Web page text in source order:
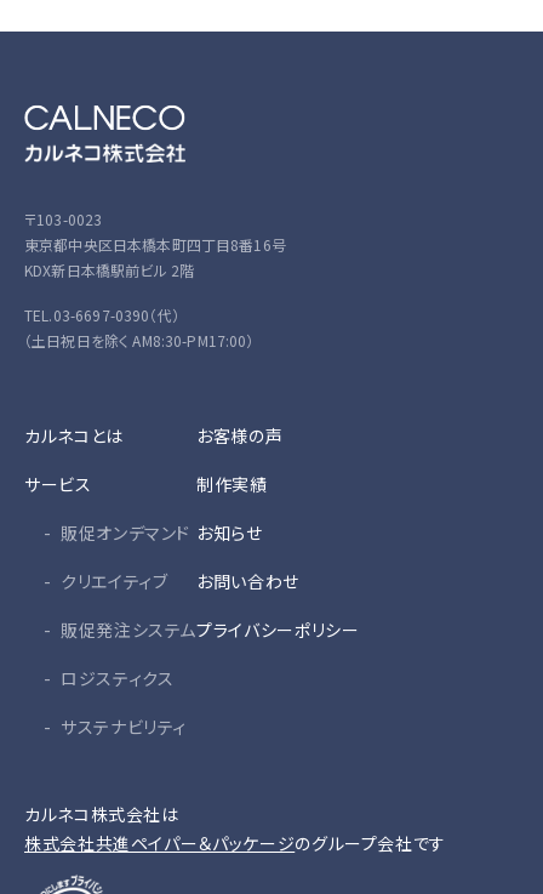
〒103-0023
東京都中央区日本橋本町四丁目8番16号
KDX新日本橋駅前ビル 2階
TEL.03-6697-0390（代）
（土日祝日を除く AM8:30-PM17:00）
カルネコとは
サービス
販促オンデマンド
クリエイティブ
販促発注システム
ロジスティクス
サステナビリティ
お客様の声
制作実績
お知らせ
お問い合わせ
プライバシーポリシー
カルネコ株式会社は
株式会社共進ペイパー＆パッケージのグループ会社です